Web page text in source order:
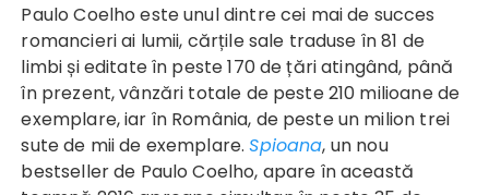
Paulo Coelho este unul dintre cei mai de succes
romancieri ai lumii, cărțile sale traduse în 81 de
limbi și editate în peste 170 de țări atingând, până
în prezent, vânzări totale de peste 210 milioane de
exemplare, iar în România, de peste un milion trei
sute de mii de exemplare.Spioana, un nou
bestseller de Paulo Coelho, apare în această